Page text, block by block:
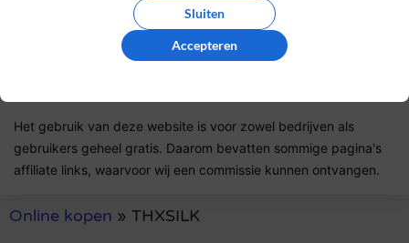
ik een daadwerkelijke ervaring heb met dit bedrijf.
controlebeleiden hoe wij zorgen dat reviews
Het gebruik van deze website is voor zowel bedrijven als
gebruikers geheel gratis. Daarom bevatten sommige pagina's
affiliate links, waarvoor wij een commissie kunnen ontvangen.
Online kopen » THXSILK
Sluiten
Accepteren